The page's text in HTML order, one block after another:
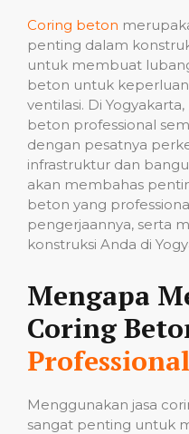
Coring beton
penting dalam
untuk membuat
beton untuk keperluan
ventilasi. Di
beton professional
dengan pesatnya
infrastruktur dan
akan membahas
beton yang
pengerjaannya, serta
konstruksi Anda di
Mengapa
Coring
Professional
Menggunakan jasa
sangat penting untuk